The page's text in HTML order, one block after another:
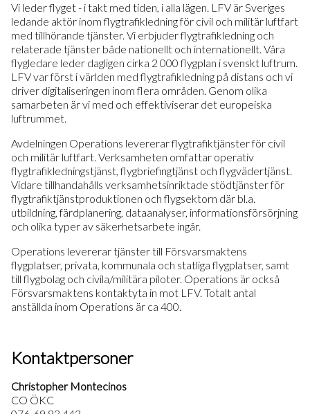
Vi leder flyget - i takt med tiden, i alla lägen. LFV är Sveriges
ledande aktör inom flygtrafikledning för civil och militär luftfart
med tillhörande tjänster. Vi erbjuder flygtrafikledning och
relaterade tjänster både nationellt och internationellt. Våra
flygledare leder dagligen cirka 2 000 flygplan i svenskt luftrum.
LFV var först i världen med flygtrafikledning på distans och vi
driver digitaliseringen inom flera områden. Genom olika
samarbeten är vi med och effektiviserar det europeiska
luftrummet.
Avdelningen Operations levererar flygtrafiktjänster för civil
och militär luftfart. Verksamheten omfattar operativ
flygtrafikledningstjänst, flygbriefingtjänst och flygvädertjänst.
Vidare tillhandahålls verksamhetsinriktade stödtjänster för
flygtrafiktjänstproduktionen och flygsektorn där bl.a.
utbildning, färdplanering, dataanalyser, informationsförsörjning
och olika typer av säkerhetsarbete ingår.
Operations levererar tjänster till Försvarsmaktens
flygplatser, privata, kommunala och statliga flygplatser, samt
till flygbolag och civila/militära piloter. Operations är också
Försvarsmaktens kontaktyta in mot LFV. Totalt antal
anställda inom Operations är ca 400.
Kontaktpersoner
Christopher Montecinos
CO ÖKC